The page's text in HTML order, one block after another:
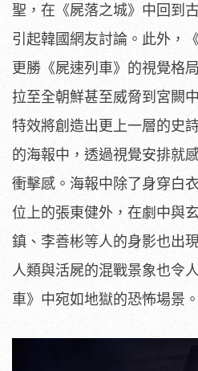
聖，在《屍落之城》中回到
引起韓國網友討論。此外，
更勝《屍速列車》的視覺格
拉至全朝鮮甚至威脅到宮闕
特效將創造出更上一層的史
的海報中，透過視覺安排就
衝擊感。海報中除了身穿白
位上的張東健外，在劇中與
鎮、李善彬等人的身影也出
人類與活屍的混戰景象也令
車》中宛如地獄的恐怖場景。